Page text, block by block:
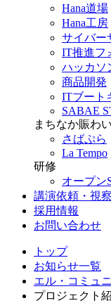
Hana道場
Hana工房
サイバー
IT推進フ
ハッカソ
商品開発
ITブート
SABAE
まちなか賑わい
さばぷら
La Tempo
研修
オープン
講演依頼・視
採用情報
お問い合わせ
トップ
お知らせ一覧
エル・コミュ
プロジェクト